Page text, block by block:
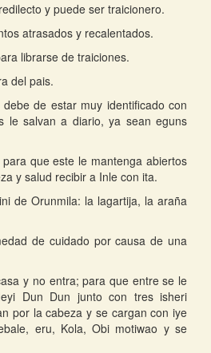
y puede ser traicionero.
atrasados y recalentados.
librarse de traiciones.
del pais.
de estar muy identificado con
le salvan a diario, ya sean eguns
que este le mantenga abiertos
y salud recibir a Inle con ita.
de Orunmila: la lagartija, la araña
de cuidado por causa de una
y no entra; para que entre se le
Dun Dun junto con tres isheri
por la cabeza y se cargan con iye
eru, Kola, Obi motiwao y se